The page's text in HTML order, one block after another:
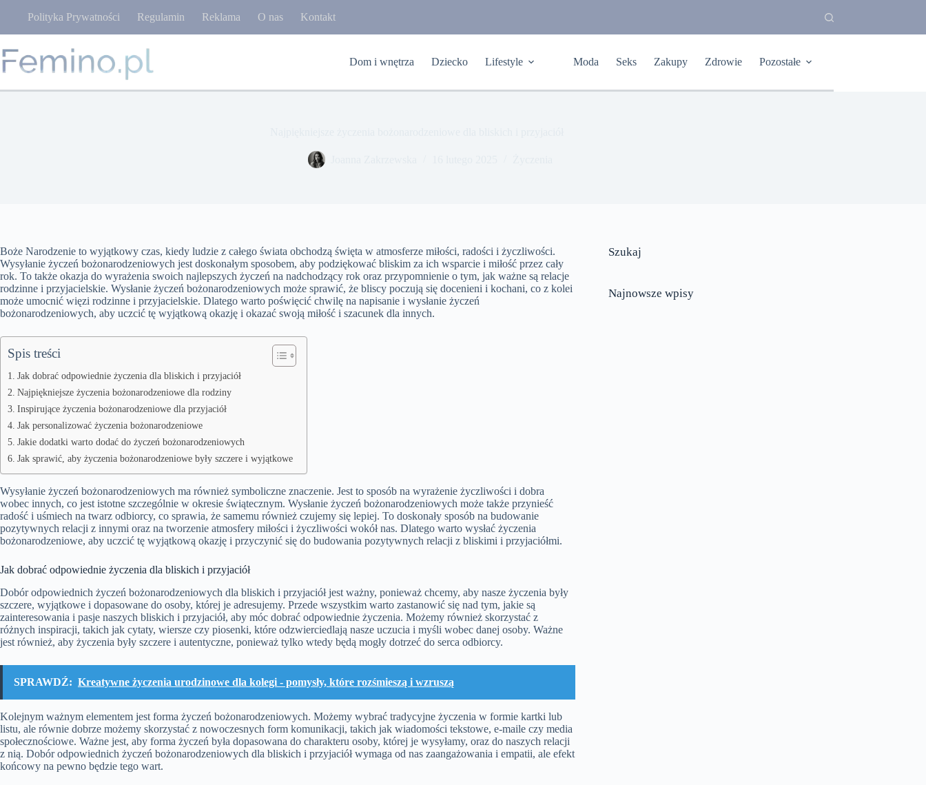
Polityka Prywatności Regulamin Reklama O nas Kontakt
Dom i wnętrza Dziecko Lifestyle Moda Seks Zakupy Zdrowie Pozostałe
Boże Narodzenie to wyjątkowy czas, kiedy ludzie z całego świata obchodzą święta w atmosferze miłości, radości i życzliwości.
Wysyłanie życzeń bożonarodzeniowych jest doskonałym sposobem, aby podziękować bliskim za ich wsparcie i miłość przez cały
rok. To także okazja do wyrażenia swoich najlepszych życzeń na nadchodzący rok oraz przypomnienie o tym, jak ważne są relacje
rodzinne i przyjacielskie. Wysłanie życzeń bożonarodzeniowych może sprawić, że bliscy poczują się docenieni i kochani, co z kolei
może umocnić więzi rodzinne i przyjacielskie. Dlatego warto poświęcić chwilę na napisanie i wysłanie życzeń
bożonarodzeniowych, aby uczcić tę wyjątkową okazję i okazać swoją miłość i szacunek dla innych.
Spis treści
Jak dobrać odpowiednie życzenia dla bliskich i przyjaciół
Najpiękniejsze życzenia bożonarodzeniowe dla rodziny
Inspirujące życzenia bożonarodzeniowe dla przyjaciół
Jak personalizować życzenia bożonarodzeniowe
Jakie dodatki warto dodać do życzeń bożonarodzeniowych
Jak sprawić, aby życzenia bożonarodzeniowe były szczere i wyjątkowe
Wysyłanie życzeń bożonarodzeniowych ma również symboliczne znaczenie. Jest to sposób na wyrażenie życzliwości i dobra
wobec innych, co jest istotne szczególnie w okresie świątecznym. Wysłanie życzeń bożonarodzeniowych może także przynieść
radość i uśmiech na twarz odbiorcy, co sprawia, że samemu również czujemy się lepiej. To doskonały sposób na budowanie
pozytywnych relacji z innymi oraz na tworzenie atmosfery miłości i życzliwości wokół nas. Dlatego warto wysłać życzenia
bożonarodzeniowe, aby uczcić tę wyjątkową okazję i przyczynić się do budowania pozytywnych relacji z bliskimi i przyjaciółmi.
Jak dobrać odpowiednie życzenia dla bliskich i przyjaciół
Dobór odpowiednich życzeń bożonarodzeniowych dla bliskich i przyjaciół jest ważny, ponieważ chcemy, aby nasze życzenia były
szczere, wyjątkowe i dopasowane do osoby, której je adresujemy. Przede wszystkim warto zastanowić się nad tym, jakie są
zainteresowania i pasje naszych bliskich i przyjaciół, aby móc dobrać odpowiednie życzenia. Możemy również skorzystać z
różnych inspiracji, takich jak cytaty, wiersze czy piosenki, które odzwierciedlają nasze uczucia i myśli wobec danej osoby. Ważne
jest również, aby życzenia były szczere i autentyczne, ponieważ tylko wtedy będą mogły dotrzeć do serca odbiorcy.
SPRAWDŹ: Kreatywne życzenia urodzinowe dla kolegi - pomysły, które rozśmieszą i wzruszą
Kolejnym ważnym elementem jest forma życzeń bożonarodzeniowych. Możemy wybrać tradycyjne życzenia w formie kartki lub
listu, ale równie dobrze możemy skorzystać z nowoczesnych form komunikacji, takich jak wiadomości tekstowe, e-maile czy media
społecznościowe. Ważne jest, aby forma życzeń była dopasowana do charakteru osoby, której je wysyłamy, oraz do naszych relacji
z nią. Dobór odpowiednich życzeń bożonarodzeniowych dla bliskich i przyjaciół wymaga od nas zaangażowania i empatii, ale efekt
końcowy na pewno będzie tego wart.
Szukaj
Najnowsze wpisy